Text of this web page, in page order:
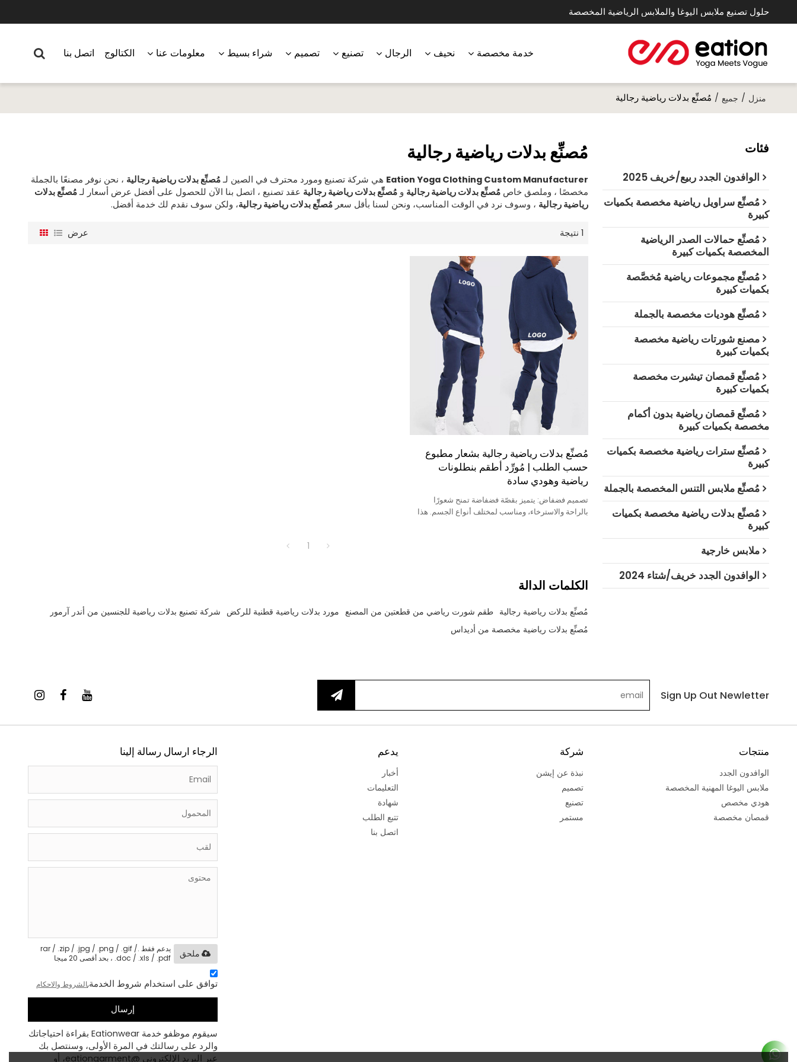
حلول تصنيع ملابس اليوغا والملابس الرياضية المخصصة
خدمة مخصصة نحيف الرجال تصنيع تصميم شراء بسيط معلومات عنا الكتالوج اتصل بنا
منزل / جميع / مُصنِّع بدلات رياضية رجالية
مُصنِّع بدلات رياضية رجالية
Eation Yoga Clothing Custom Manufacturer هي شركة تصنيع ومورد محترف في الصين لـمُصنِّع بدلات رياضية رجالية ، نحن نوفر مصنعًا بالجملة
مخصصًا ، وملصق خاص مُصنِّع بدلات رياضية رجالية و مُصنِّع بدلات رياضية رجالية عقد تصنيع ، اتصل بنا الآن للحصول على أفضل عرض أسعار لـمُصنِّع بدلات
رياضية رجالية ، وسوف نرد في الوقت المناسب، ونحن لسنا بأقل سعر مُصنِّع بدلات رياضية رجالية، ولكن سوف نقدم لك خدمة أفضل.
1 نتيجة عرض
مُصنِّع بدلات رياضية رجالية بشعار مطبوع
حسب الطلب | مُورِّد أطقم بنطلونات
رياضية وهودي سادة
تصميم فضفاض: يتميز بقصّة فضفاضة تمنح شعورًا
بالراحة والاسترخاء، ومناسب لمختلف أنواع الجسم. هذا
1
الكلمات الدالة
مُصنِّع بدلات رياضية رجالية طقم شورت رياضي من قطعتين من المصنع مورد بدلات رياضية قطنية للركض شركة تصنيع بدلات رياضية للجنسين من أندر آرمور
مُصنِّع بدلات رياضية مخصصة من أديداس
فئات
الوافدون الجدد ربيع/خريف 2025
مُصنِّع سراويل رياضية مخصصة بكميات
كبيرة
مُصنِّع حمالات الصدر الرياضية
المخصصة بكميات كبيرة
مُصنِّع مجموعات رياضية مُخصَّصة
بكميات كبيرة
مُصنِّع هوديات مخصصة بالجملة
مصنع شورتات رياضية مخصصة
بكميات كبيرة
مُصنِّع قمصان تيشيرت مخصصة
بكميات كبيرة
مُصنِّع قمصان رياضية بدون أكمام
مخصصة بكميات كبيرة
مُصنِّع سترات رياضية مخصصة بكميات
كبيرة
مُصنِّع ملابس التنس المخصصة بالجملة
مُصنِّع بدلات رياضية مخصصة بكميات
كبيرة
ملابس خارجية
الوافدون الجدد خريف/شتاء 2024
Sign Up Out Newletter
منتجات
الوافدون الجدد
ملابس اليوغا المهنية المخصصة
هودي مخصص
قمصان مخصصة
شركة
نبذة عن إيشن
تصميم
تصنيع
مستمر
يدعم
أخبار
التعليمات
شهادة
تتبع الطلب
اتصل بنا
الرجاء ارسال رسالة إلينا
يدعم فقط .rar / .zip / .jpg / .png / .gif /
.doc / .xls / .pdf ، بحد أقصى 20 ميجا
ملحق
توافق على استخدام شروط الخدمة,الشروط والاحكام
إرسال
سيقوم موظفو خدمة Eationwear بقراءة احتياجاتك
والرد على رسالتك في المرة الأولى، وسنتصل بك
عبر البريد الإلكتروني @eationgarment، أو